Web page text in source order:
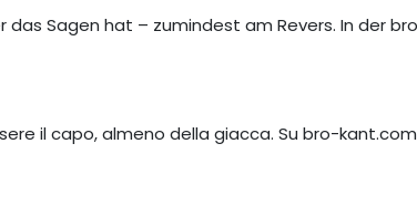
das Sagen hat – zumindest am Revers. In der
il capo, almeno della giacca. Su bro-